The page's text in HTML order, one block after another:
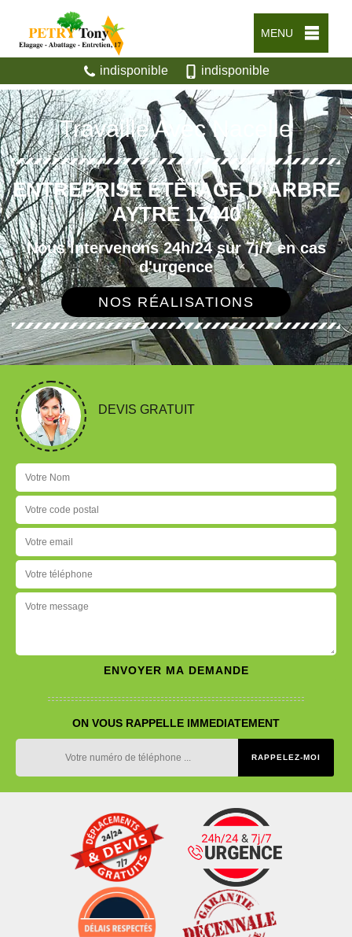
MENU
indisponible indisponible
Travaille Avec Nacelle
ENTREPRISE ÉTÊTAGE D'ARBRE
AYTRE 17440
Nous intervenons 24h/24 sur 7j/7 en cas
d'urgence
NOS RÉALISATIONS
DEVIS GRATUIT
ON VOUS RAPPELLE IMMEDIATEMENT